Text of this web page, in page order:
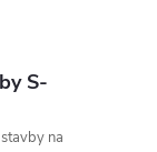
S-
na